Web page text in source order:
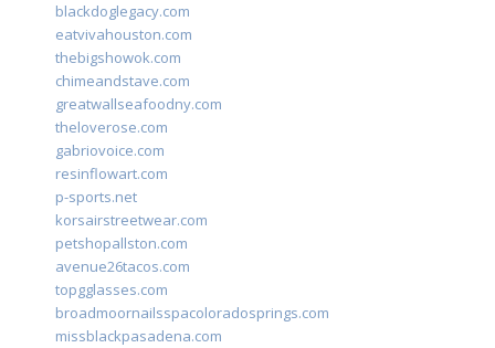
blackdoglegacy.com
eatvivahouston.com
thebigshowok.com
chimeandstave.com
greatwallseafoodny.com
theloverose.com
gabriovoice.com
resinflowart.com
p-sports.net
korsairstreetwear.com
petshopallston.com
avenue26tacos.com
topgglasses.com
broadmoornailsspacoloradosprings.com
missblackpasadena.com